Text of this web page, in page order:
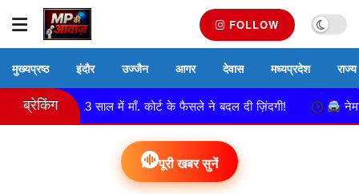
FOLLOW
मुख्यप्रष्ठ इंदौर उज्जैन आगर देवास मध्यप्रदेश राज्य
ब्रेकिंग
13 साल में माँ. कोर्ट के फैसले ने बदल दी ज़िंदगी! नेमावर पुलिस की
पूरी खबर सुनें